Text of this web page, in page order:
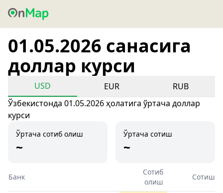
01.05.2026 санасига
доллар курси
USD EUR
RUB
Ўзбекистонда 01.05.2026 ҳолатига ўртача доллар
курси
Ўртача сотиб олиш
~
Ўртача сотиш
~
Банк
Сотиб
олиш
Сотиш